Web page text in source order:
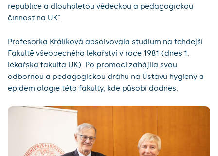
republice a dlouholetou vědeckou a pedagogickou
činnost na UK“.
Profesorka Králíková absolvovala studium na tehdejší
Fakultě všeobecného lékařství v roce 1981 (dnes 1.
lékařská fakulta UK). Po promoci zahájila svou
odbornou a pedagogickou dráhu na Ústavu hygieny a
epidemiologie této fakulty, kde působí dodnes.